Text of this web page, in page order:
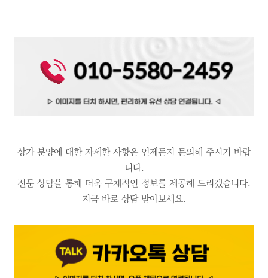
상가 분양에 대한 자세한 사항은 언제든지 문의해 주시기 바랍
니다.
전문 상담을 통해 더욱 구체적인 정보를 제공해 드리겠습니다.
지금 바로 상담 받아보세요.